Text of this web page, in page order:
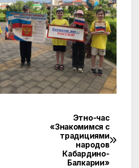
Этно-час
«Знакомимся с
традициями
народов
Кабардино-
Балкарии»